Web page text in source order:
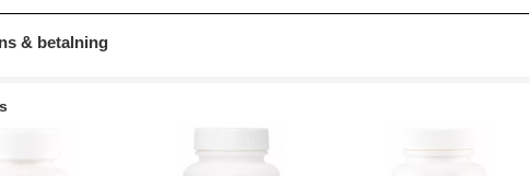
& betalning